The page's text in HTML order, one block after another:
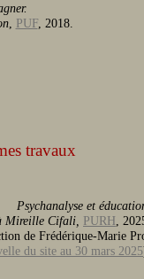
, PUF, 2018.
travaux
Psychanalyse et
Mireille Cifali,
PURH
,
de Frédérique-Marie
du site au 30 mars 2025